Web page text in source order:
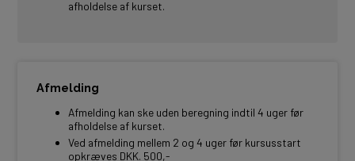
afholdelse af kurset.
Afmelding
Afmelding kan ske uden beregning indtil 4 uger før
afholdelse af kurset.
Ved afmelding mellem 2 og 4 uger før kursusstart
opkræves DKK. 500,-